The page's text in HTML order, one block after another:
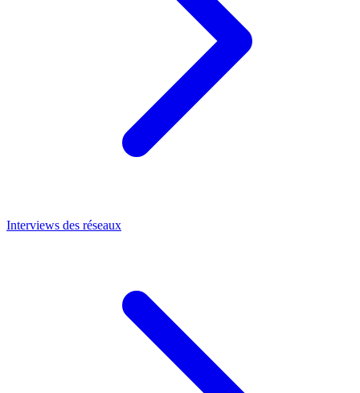
Interviews des réseaux